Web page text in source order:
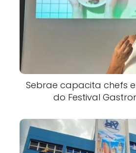
Sebrae capacita chefs
do Festival